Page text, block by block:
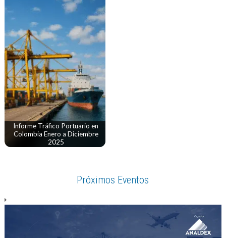
Informe Tráfico Portuario en
Colombia Enero a Diciembre
2025
Próximos Eventos